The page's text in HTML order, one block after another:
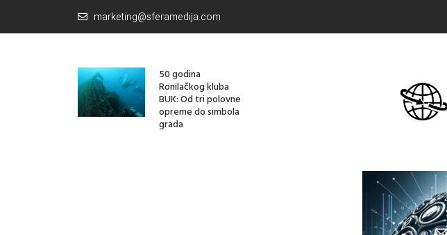
marketing@sferamedija.com
50 godina
Ronilačkog kluba
BUK: Od tri polovne
opreme do simbola
grada